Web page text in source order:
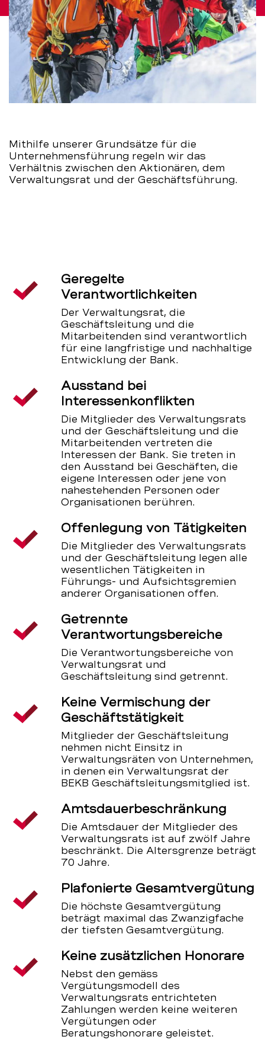
Mithilfe unserer Grundsätze für die
Unternehmensführung regeln wir das
Verhältnis zwischen den Aktionären, dem
Verwaltungsrat und der Geschäftsführung.
Geregelte
Verantwortlichkeiten
Der Verwaltungsrat, die
Geschäftsleitung und die
Mitarbeitenden sind verantwortlich
für eine langfristige und nachhaltige
Entwicklung der Bank.
Ausstand bei
Interessenkonflikten
Die Mitglieder des Verwaltungsrats
und der Geschäftsleitung und die
Mitarbeitenden vertreten die
Interessen der Bank. Sie treten in
den Ausstand bei Geschäften, die
eigene Interessen oder jene von
nahestehenden Personen oder
Organisationen berühren.
Offenlegung von Tätigkeiten
Die Mitglieder des Verwaltungsrats
und der Geschäftsleitung legen alle
wesentlichen Tätigkeiten in
Führungs- und Aufsichtsgremien
anderer Organisationen offen.
Getrennte
Verantwortungsbereiche
Die Verantwortungsbereiche von
Verwaltungsrat und
Geschäftsleitung sind getrennt.
Keine Vermischung der
Geschäftstätigkeit
Mitglieder der Geschäftsleitung
nehmen nicht Einsitz in
Verwaltungsräten von Unternehmen,
in denen ein Verwaltungsrat der
BEKB Geschäftsleitungsmitglied ist.
Amtsdauerbeschränkung
Die Amtsdauer der Mitglieder des
Verwaltungsrats ist auf zwölf Jahre
beschränkt. Die Altersgrenze beträgt
70 Jahre.
Plafonierte Gesamtvergütung
Die höchste Gesamtvergütung
beträgt maximal das Zwanzigfache
der tiefsten Gesamtvergütung.
Keine zusätzlichen Honorare
Nebst den gemäss
Vergütungsmodell des
Verwaltungsrats entrichteten
Zahlungen werden keine weiteren
Vergütungen oder
Beratungshonorare geleistet.